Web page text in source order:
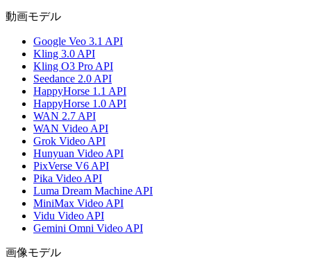
動画モデル
Google Veo 3.1 API
Kling 3.0 API
Kling O3 Pro API
Seedance 2.0 API
HappyHorse 1.1 API
HappyHorse 1.0 API
WAN 2.7 API
WAN Video API
Grok Video API
Hunyuan Video API
PixVerse V6 API
Pika Video API
Luma Dream Machine API
MiniMax Video API
Vidu Video API
Gemini Omni Video API
画像モデル